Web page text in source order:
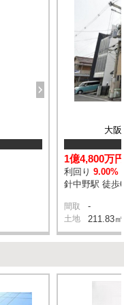
大
1億4,800万円
利回り 9.00%
針中野駅 徒歩
間取 -
土地 211.83㎡